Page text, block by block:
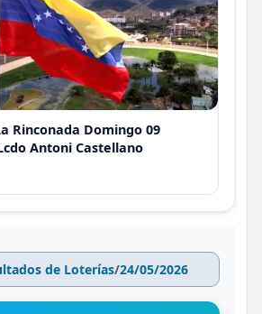
Rinconada Domingo 09
Antoni Castellano
de Loterías/24/05/2026